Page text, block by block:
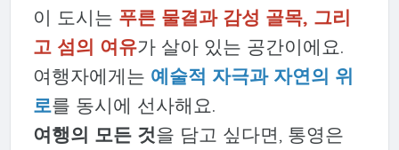
이 도시는 푸른 물결과 감성 골목, 그리
고 섬의 여유가 살아 있는 공간이에요.
여행자에게는 예술적 자극과 자연의 위
로를 동시에 선사해요.
여행의 모든 것을 담고 싶다면, 통영은